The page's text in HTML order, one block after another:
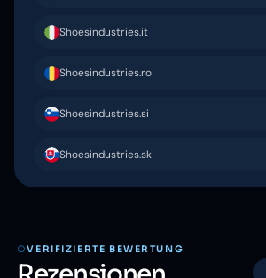
Shoesindustries.it
Shoesindustries.ro
Shoesindustries.si
Shoesindustries.sk
VERIFIZIERTE BEWERTUNG